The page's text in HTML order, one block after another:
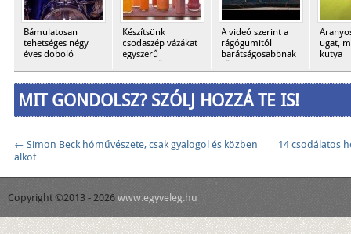
Bámulatosan
tehetséges négy
éves doboló
Készítsünk
csodaszép vázákat
egyszerű
A videó szerint a
rágógumitól
barátságosabbnak
ugat,
kutya
MIT GONDOLSZ? SZÓLJ HOZZÁ TE IS!
← Simon Beck hóművészete, csak gyalogol és közben
alkot
14 csodálatos
Copyright ©2013 - 2026 www.egyveleg.hu